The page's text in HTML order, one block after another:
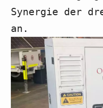
Synergie der
an.